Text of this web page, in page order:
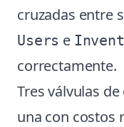
cruzadas entre
Users e
correctamente.
Tres válvulas
una con costos